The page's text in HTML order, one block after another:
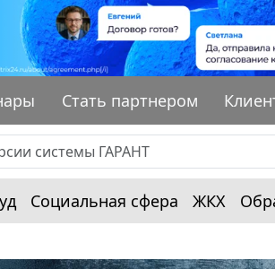
Стать партнером
Социальная сфера ЖКХ